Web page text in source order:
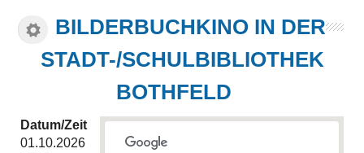
BILDERBUCHKINO IN DER
STADT-/SCHULBIBLIOTHEK
BOTHFELD
Datum/Zeit
01.10.2026